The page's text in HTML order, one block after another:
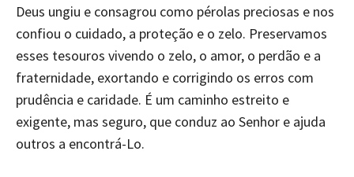
Deus ungiu e consagrou como pérolas preciosas e nos
confiou o cuidado, a proteção e o zelo. Preservamos
esses tesouros vivendo o zelo, o amor, o perdão e a
fraternidade, exortando e corrigindo os erros com
prudência e caridade. É um caminho estreito e
exigente, mas seguro, que conduz ao Senhor e ajuda
outros a encontrá-Lo.